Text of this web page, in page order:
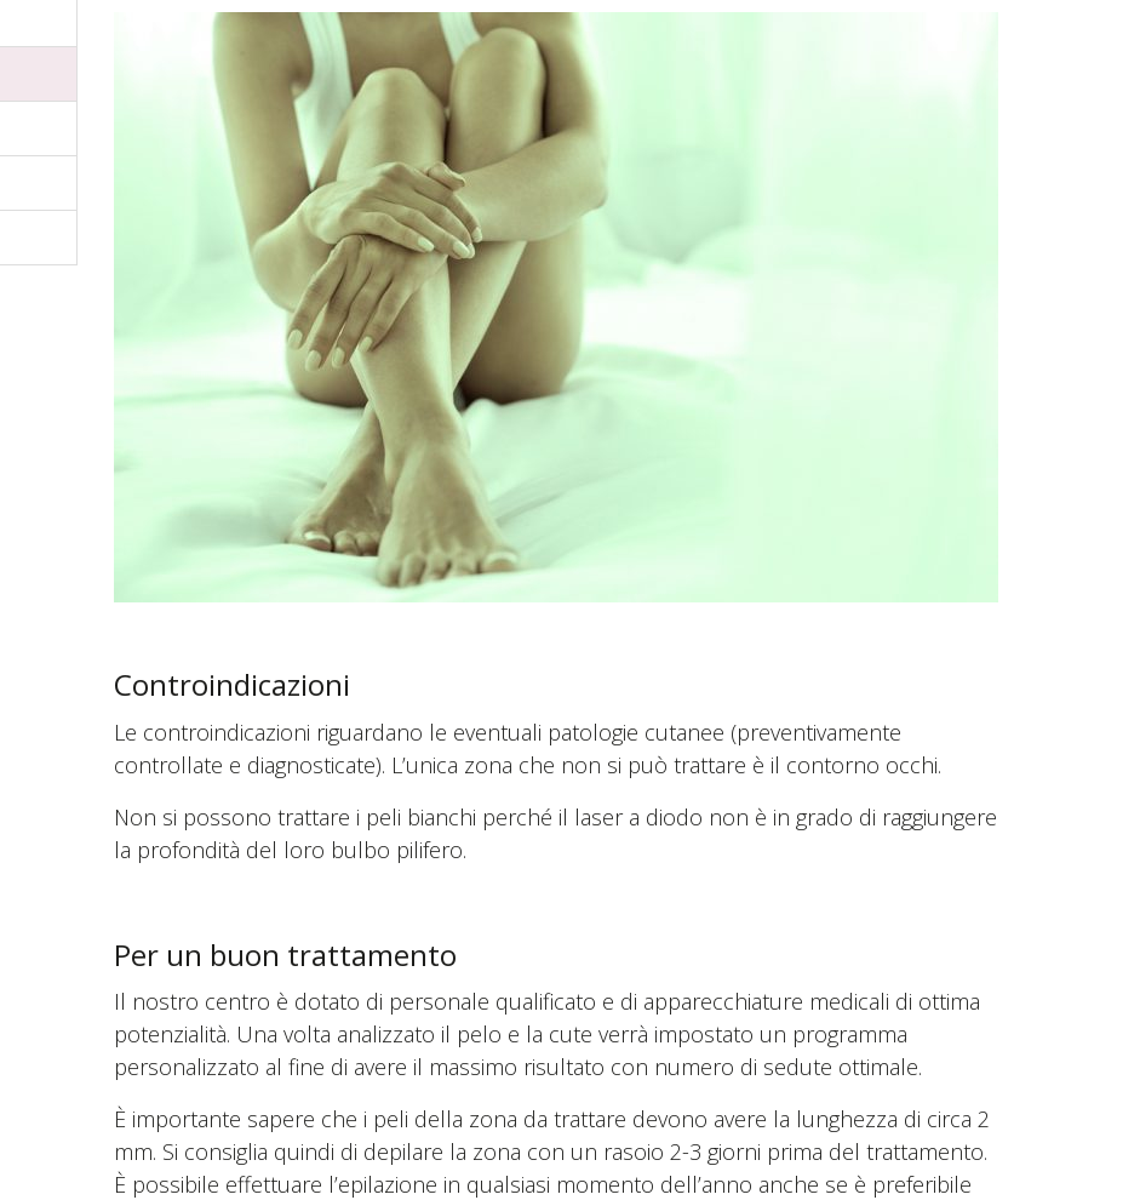
Controindicazioni
Le controindicazioni riguardano le eventuali patologie cutanee (preventivamente
controllate e diagnosticate). L’unica zona che non si può trattare è il contorno occhi.
Non si possono trattare i peli bianchi perché il laser a diodo non è in grado di raggiungere
la profondità del loro bulbo pilifero.
Per un buon trattamento
Il nostro centro è dotato di personale qualificato e di apparecchiature medicali di ottima
potenzialità. Una volta analizzato il pelo e la cute verrà impostato un programma
personalizzato al fine di avere il massimo risultato con numero di sedute ottimale.
È importante sapere che i peli della zona da trattare devono avere la lunghezza di circa 2
mm. Si consiglia quindi di depilare la zona con un rasoio 2-3 giorni prima del trattamento.
È possibile effettuare l’epilazione in qualsiasi momento dell’anno anche se è preferibile